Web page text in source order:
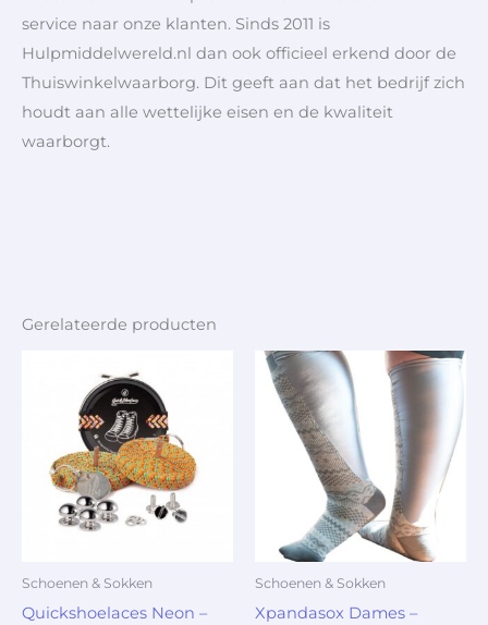
service naar onze klanten. Sinds 2011 is
Hulpmiddelwereld.nl dan ook officieel erkend door de
Thuiswinkelwaarborg. Dit geeft aan dat het bedrijf zich
houdt aan alle wettelijke eisen en de kwaliteit
waarborgt.
Gerelateerde producten
Schoenen & Sokken
Quickshoelaces Neon –
Schoenen & Sokken
Xpandasox Dames –